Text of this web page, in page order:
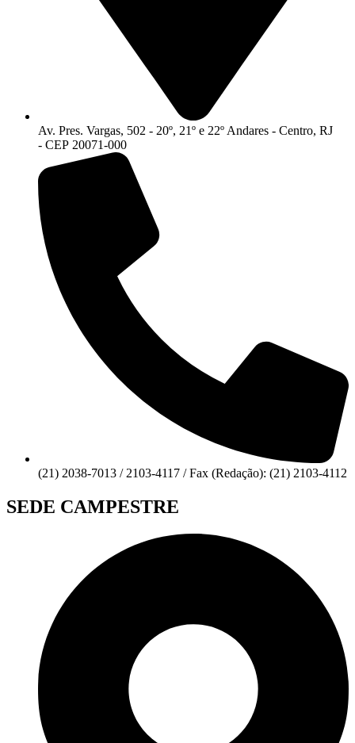
Av. Pres. Vargas, 502 - 20º, 21º e 22º Andares - Centro, RJ
- CEP 20071-000
(21) 2038-7013 / 2103-4117 / Fax (Redação): (21) 2103-4112
SEDE CAMPESTRE